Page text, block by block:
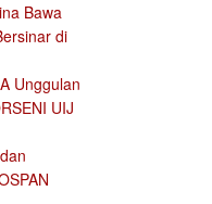
Bawa
di
Unggulan
UIJ